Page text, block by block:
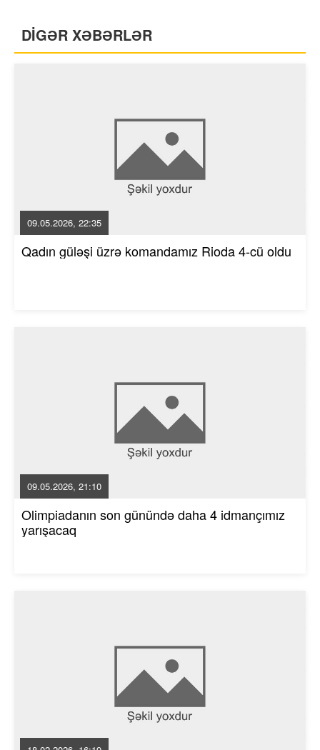
DİGƏR XƏBƏRLƏR
09.05.2026, 22:35
Qadın güləşi üzrə komandamız Rioda 4-cü oldu
09.05.2026, 21:10
Olimpiadanın son günündə daha 4 idmançımız
yarışacaq